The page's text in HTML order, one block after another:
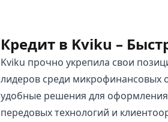
Кредит в Kviku –
Kviku прочно укрепила свои
лидеров среди микрофинансовых
удобные решения для
передовых технологий и